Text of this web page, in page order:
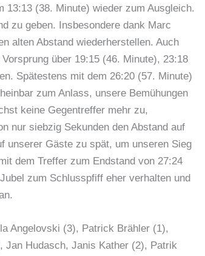
(38. Minute) wieder zum Ausgleich.
zu geben. Insbesondere dank Marc
alten Abstand wiederherstellen. Auch
über 19:15 (46. Minute), 23:18
Spätestens mit dem 26:20 (57. Minute)
zum Anlass, unsere Bemühungen
keine Gegentreffer mehr zu,
nur siebzig Sekunden den Abstand auf
unserer Gäste zu spät, um unseren Sieg
dem Treffer zum Endstand von 27:24
zum Schlusspfiff eher verhalten und
Angelovski (3), Patrick Brähler (1),
Jan Hudasch, Janis Kather (2), Patrik